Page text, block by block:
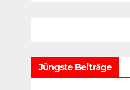
Jüngste Beiträge